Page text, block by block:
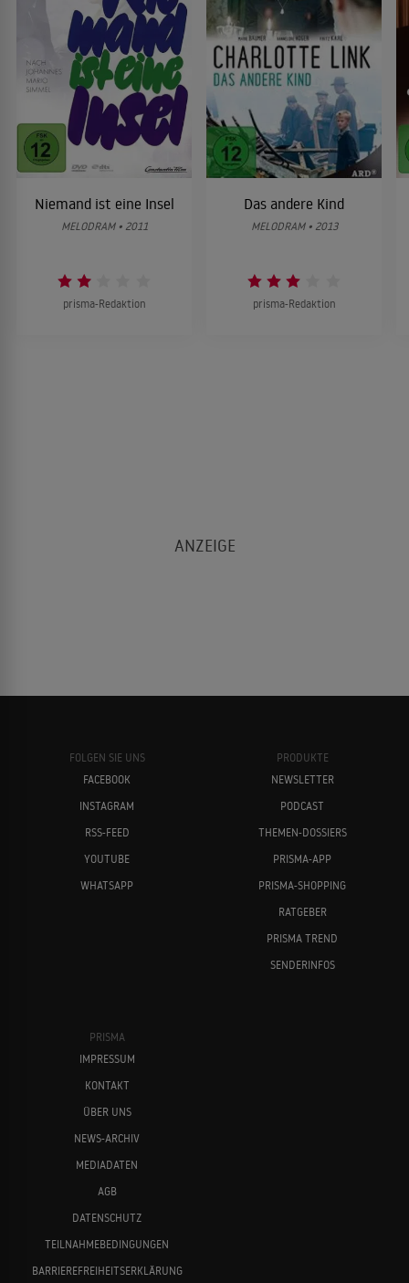
Niemand ist eine Insel
MELODRAM • 2011
prisma-Redaktion
Das andere Kind
MELODRAM • 2013
prisma-Redaktion
FOLGEN SIE UNS
FACEBOOK
INSTAGRAM
RSS-FEED
YOUTUBE
WHATSAPP
PRODUKTE
NEWSLETTER
PODCAST
THEMEN-DOSSIERS
PRISMA-APP
PRISMA-SHOPPING
RATGEBER
PRISMA TREND
SENDERINFOS
PRISMA
IMPRESSUM
KONTAKT
ÜBER UNS
NEWS-ARCHIV
MEDIADATEN
AGB
DATENSCHUTZ
TEILNAHMEBEDINGUNGEN
BARRIEREFREIHEITSERKLÄRUNG